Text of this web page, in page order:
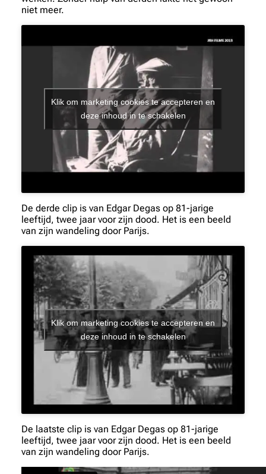
niet meer.
Klik om marketing cookies te accepteren en
deze inhoud in te schakelen
De derde clip is van Edgar Degas op 81-jarige
leeftijd, twee jaar voor zijn dood. Het is een beeld
van zijn wandeling door Parijs.
Klik om marketing cookies te accepteren en
deze inhoud in te schakelen
De laatste clip is van Edgar Degas op 81-jarige
leeftijd, twee jaar voor zijn dood. Het is een beeld
van zijn wandeling door Parijs.